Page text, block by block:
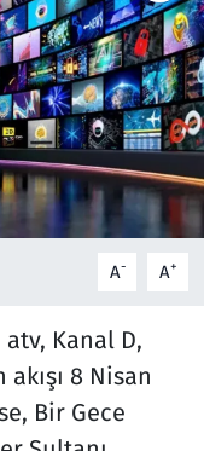
A- A+
atv, Kanal D,
akışı 8 Nisan
Bir Gece